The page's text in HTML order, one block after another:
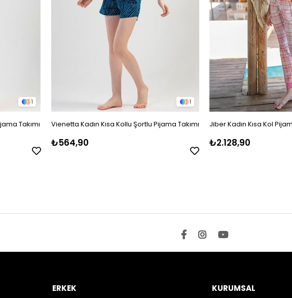
1
Takımı
1
Vienetta Kadın Kısa Kollu Şortlu Pijama Takımı
₺564,90
Jiber Kadın Kısa Kol
₺2.128,90
ERKEK KURUMSAL